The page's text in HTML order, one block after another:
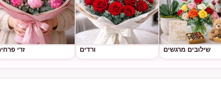
שילובים מרגשים ורדים זרי